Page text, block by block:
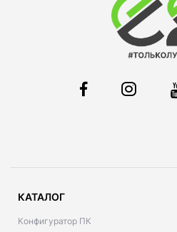
КАТАЛОГ
Конфигуратор ПК